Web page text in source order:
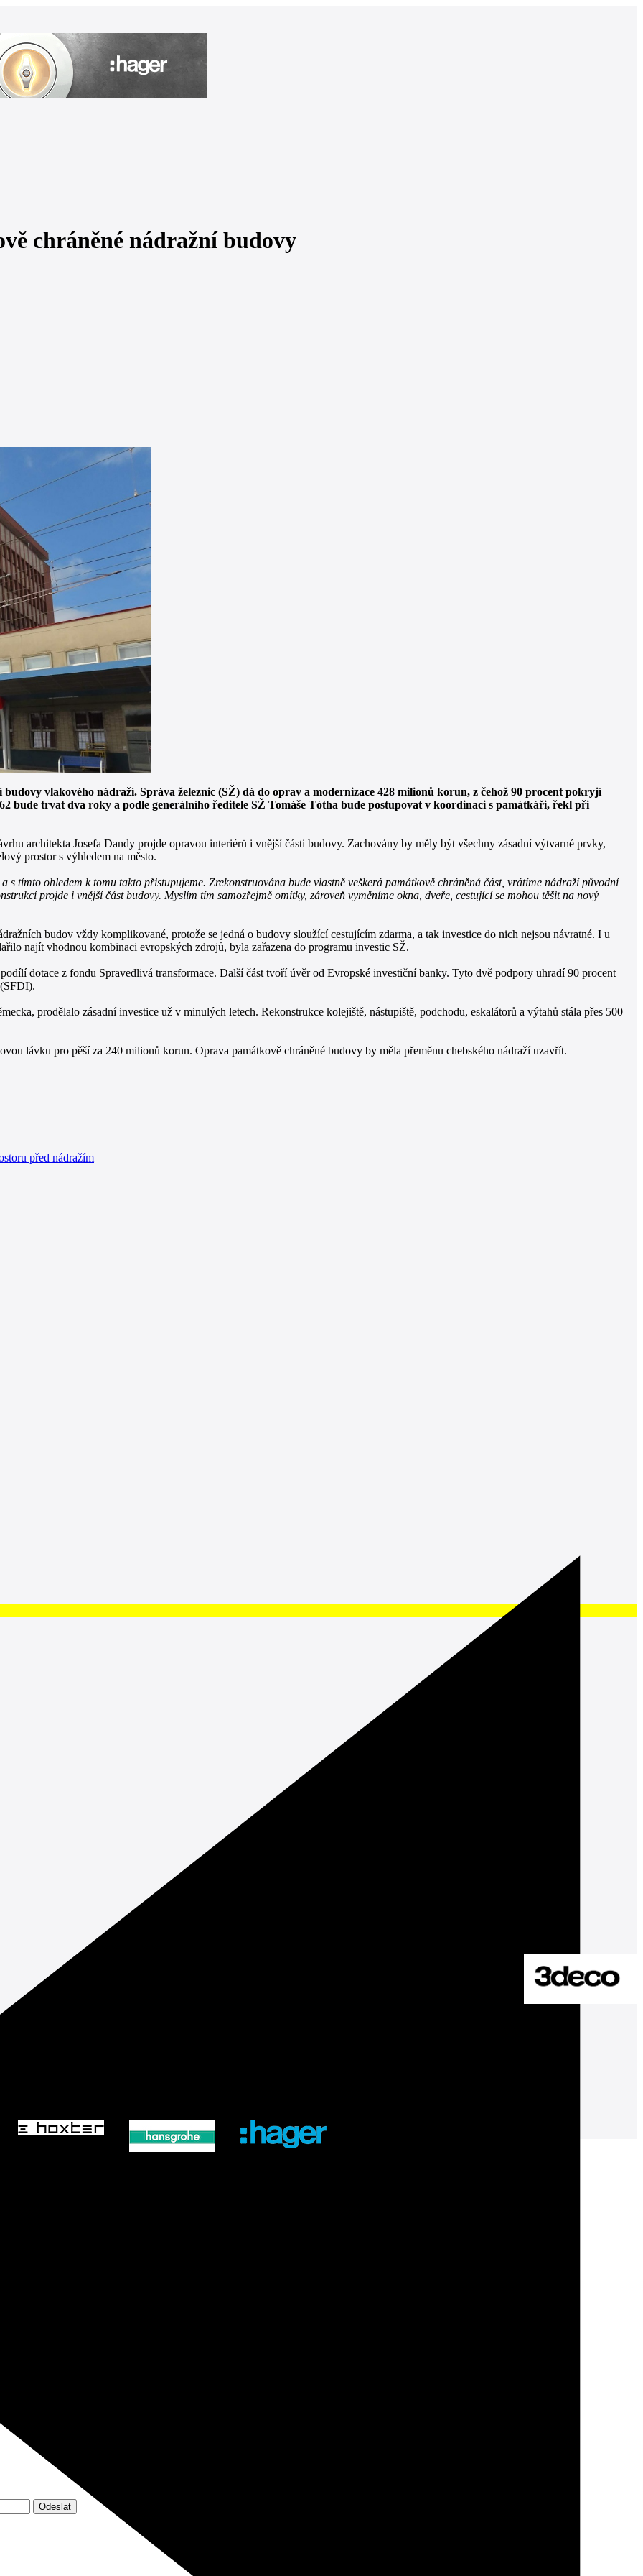
chráněné nádražní budovy
vlakového nádraží. Správa železnic (SŽ) dá do oprav a modernizace 428 milionů korun, z čehož 90 procent pokryjí
bude trvat dva roky a podle generálního ředitele SŽ Tomáše Tótha bude postupovat v koordinaci s památkáři, řekl při
architekta Josefa Dandy projde opravou interiérů i vnější části budovy. Zachovány by měly být všechny zásadní výtvarné prvky,
prostor s výhledem na město.
s tímto ohledem k tomu takto přistupujeme. Zrekonstruována bude vlastně veškerá památkově chráněná část, vrátíme nádraží původní
projde i vnější část budovy. Myslím tím samozřejmě omítky, zároveň vyměníme okna, dveře, cestující se mohou těšit na nový
budov vždy komplikované, protože se jedná o budovy sloužící cestujícím zdarma, a tak investice do nich nejsou návratné. I u
najít vhodnou kombinaci evropských zdrojů, byla zařazena do programu investic SŽ.
dotace z fondu Spravedlivá transformace. Další část tvoří úvěr od Evropské investiční banky. Tyto dvě podpory uhradí 90 procent
prodělalo zásadní investice už v minulých letech. Rekonstrukce kolejiště, nástupiště, podchodu, eskalátorů a výtahů stála přes 500
lávku pro pěší za 240 milionů korun. Oprava památkově chráněné budovy by měla přeměnu chebského nádraží uzavřít.
před nádražím